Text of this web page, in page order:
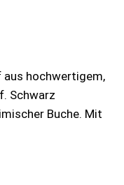
aus hochwertigem,
Schwarz
Buche. Mit